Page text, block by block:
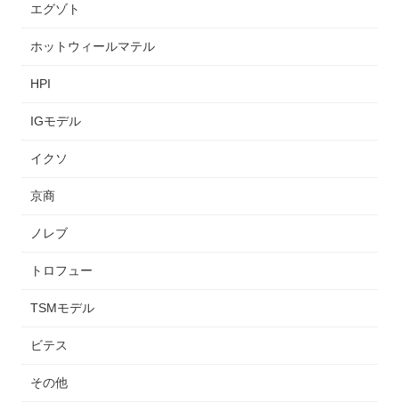
エグゾト
ホットウィールマテル
HPI
IGモデル
イクソ
京商
ノレブ
トロフュー
TSMモデル
ビテス
その他